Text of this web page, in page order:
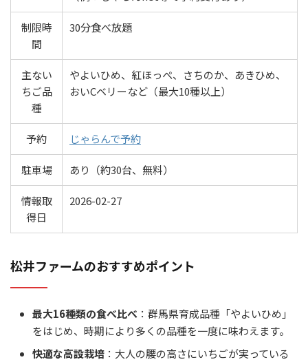
制限時
間
30分食べ放題
主ない
ちご品
種
やよいひめ、紅ほっぺ、さちのか、あきひめ、
おいCベリーなど（最大10種以上）
予約 じゃらんで予約
駐車場 あり（約30台、無料）
情報取
得日
2026-02-27
松井ファームのおすすめポイント
最大16種類の食べ比べ ：群馬県育成品種「やよいひめ」
をはじめ、時期により多くの品種を一度に味わえます。
快適な高設栽培 ：大人の腰の高さにいちごが実っている